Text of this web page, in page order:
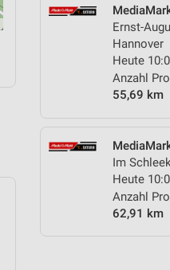
Ernst-
Hannover
Heute
Anzahl
55,69 km
Im
Heute
Anzahl
62,91 km